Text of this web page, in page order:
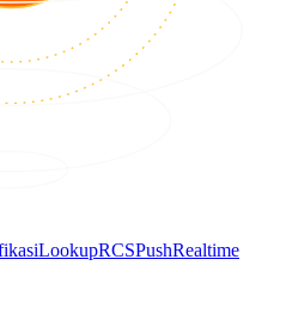
LookupRCSPushRealtime